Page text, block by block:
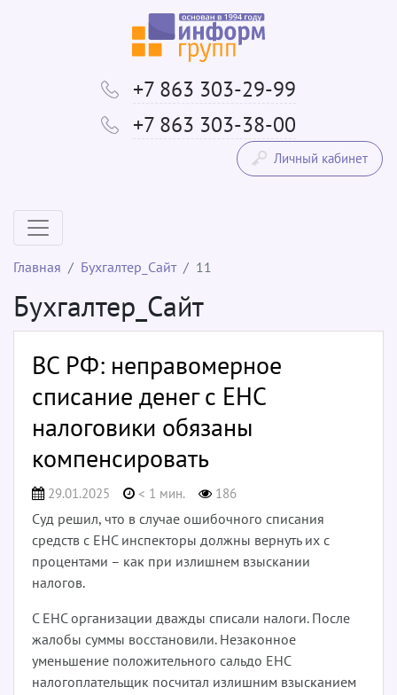
+7 863 303-29-99
+7 863 303-38-00
Личный кабинет
Главная Бухгалтер_Сайт 11
Бухгалтер_Сайт
ВС РФ: неправомерное
списание денег с ЕНС
налоговики обязаны
компенсировать
29.01.2025 < 1 мин. 186
Суд решил, что в случае ошибочного списания
средств с ЕНС инспекторы должны вернуть их с
процентами – как при излишнем взыскании
налогов.
С ЕНС организации дважды списали налоги. После
жалобы суммы восстановили. Незаконное
уменьшение положительного сальдо ЕНС
налогоплательщик посчитал излишним взысканием